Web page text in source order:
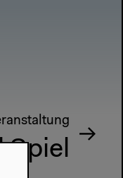
Spiel